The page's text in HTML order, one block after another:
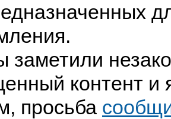
заметили
контент и
просьба